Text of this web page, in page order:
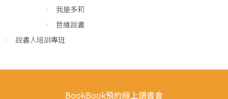
我是多莉
哲維說書
說書人培訓專班
BookBook預約線上讀書會